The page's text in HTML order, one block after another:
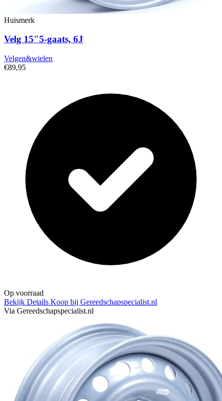
Huismerk
Velg 15"5-gaats, 6J
Velgen&wielen
€89,95
Op voorraad
Bekijk Details Koop bij Gereedschapspecialist.nl
Via Gereedschapspecialist.nl